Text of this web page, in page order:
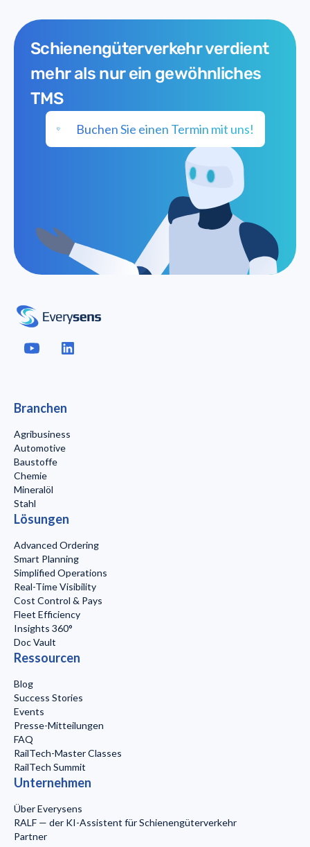
Schienengüterverkehr verdient
mehr als nur ein gewöhnliches
TMS
Buchen Sie einen Termin mit uns!
Branchen
Agribusiness
Automotive
Baustoffe
Chemie
Mineralöl
Stahl
Lösungen
Advanced Ordering
Smart Planning
Simplified Operations
Real-Time Visibility
Cost Control & Pays
Fleet Efficiency
Insights 360°
Doc Vault
Ressourcen
Blog
Success Stories
Events
Presse-Mitteilungen
FAQ
RailTech-Master Classes
RailTech Summit
Unternehmen
Über Everysens
RALF — der KI-Assistent für Schienengüterverkehr
Partner